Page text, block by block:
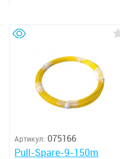
Артикул: 075166
Pull-Spare-9-150m